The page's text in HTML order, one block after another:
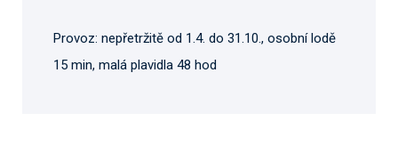
Provoz: nepřetržitě od 1.4. do 31.10., osobní lodě
15 min, malá plavidla 48 hod